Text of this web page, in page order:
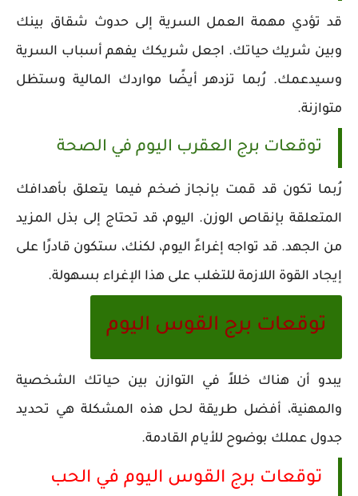
قد تؤدي مهمة العمل السرية إلى حدوث شقاق بينك
وبين شريك حياتك. اجعل شريكك يفهم أسباب السرية
وسيدعمك. رُبما تزدهر أيضًا مواردك المالية وستظل
متوازنة.
توقعات برج العقرب اليوم في الصحة
رُبما تكون قد قمت بإنجاز ضخم فيما يتعلق بأهدافك
المتعلقة بإنقاص الوزن. اليوم، قد تحتاج إلى بذل المزيد
من الجهد. قد تواجه إغراءً اليوم، لكنك، ستكون قادرًا على
إيجاد القوة اللازمة للتغلب على هذا الإغراء بسهولة.
توقعات برج القوس اليوم
يبدو أن هناك خللاً في التوازن بين حياتك الشخصية
والمهنية، أفضل طريقة لحل هذه المشكلة هي تحديد
جدول عملك بوضوح للأيام القادمة.
توقعات برج القوس اليوم في الحب